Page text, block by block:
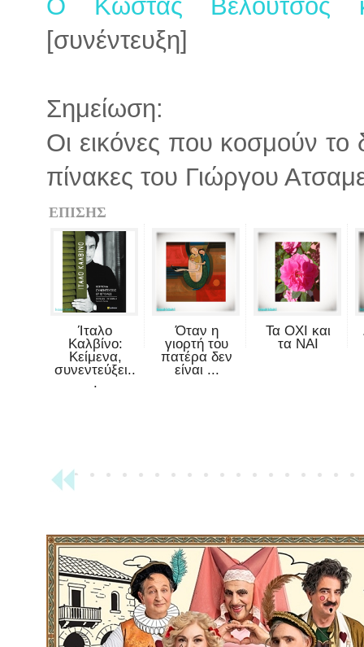
Ο Κώστας Βελούτσος
[συνέντευξη]
Σημείωση:
Οι εικόνες που κοσμούν το
πίνακες του Γιώργου
ΕΠΙΣΗΣ
Ίταλο
Καλβίνο:
Κείμενα,
συνεντεύξει..
.
Όταν η
γιορτή του
πατέρα δεν
είναι ...
Τα ΟΧΙ και
τα ΝΑΙ